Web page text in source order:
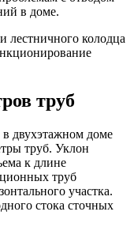
в доме.
лестничного колодца
труб
двухэтажном доме
труб. Уклон
к длине
труб
участка.
стока сточных